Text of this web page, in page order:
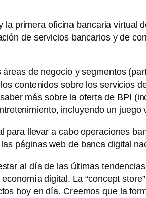
la primera oficina bancaria virtual
de servicios bancarios y de
de negocio y segmentos
contenidos sobre los servicios
más sobre la oferta de BPI
incluyendo un juego
llevar a cabo operaciones
páginas web de banca digital
al día de las últimas
digital. La “concept
hoy en día. Creemos que la